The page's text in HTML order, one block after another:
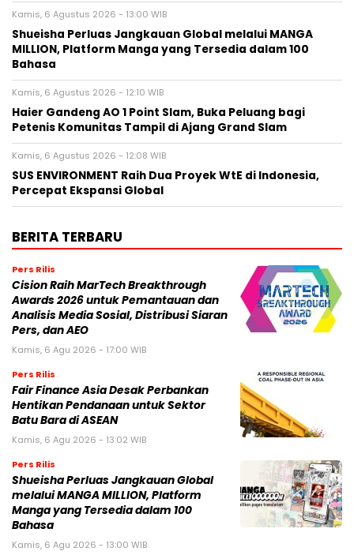
Kamis, 6 Agustus 2026 - 13:00 WIB
Shueisha Perluas Jangkauan Global melalui MANGA
MILLION, Platform Manga yang Tersedia dalam 100
Bahasa
Kamis, 6 Agustus 2026 - 12:10 WIB
Haier Gandeng AO 1 Point Slam, Buka Peluang bagi
Petenis Komunitas Tampil di Ajang Grand Slam
Kamis, 6 Agustus 2026 - 12:08 WIB
SUS ENVIRONMENT Raih Dua Proyek WtE di Indonesia,
Percepat Ekspansi Global
BERITA TERBARU
Pers Rilis
Cision Raih MarTech Breakthrough
Awards 2026 untuk Pemantauan dan
Analisis Media Sosial, Distribusi Siaran
Pers, dan AEO
Kamis, 6 Agu 2026 - 17:00 WIB
Pers Rilis
Fair Finance Asia Desak Perbankan
Hentikan Pendanaan untuk Sektor
Batu Bara di ASEAN
Kamis, 6 Agu 2026 - 13:02 WIB
Pers Rilis
Shueisha Perluas Jangkauan Global
melalui MANGA MILLION, Platform
Manga yang Tersedia dalam 100
Bahasa
Kamis, 6 Agu 2026 - 13:00 WIB